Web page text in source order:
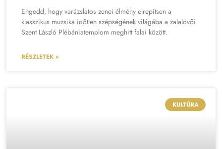
Engedd, hogy varázslatos zenei élmény elrepítsen a
klasszikus muzsika időtlen szépségének világába a zalalövői
Szent László Plébániatemplom meghitt falai között.
RÉSZLETEK »
KULTÚRA